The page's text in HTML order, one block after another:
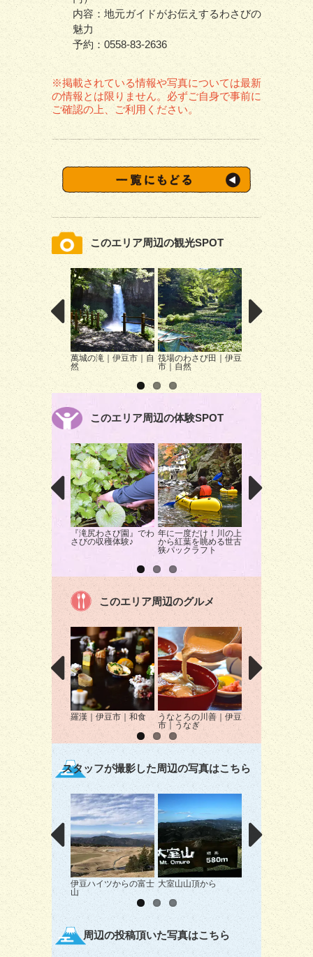
内容：地元ガイドがお伝えするわさびの
魅力
予約：0558-83-2636
※掲載されている情報や写真については最新
の情報とは限りません。必ずご自身で事前に
ご確認の上、ご利用ください。
このエリア周辺の観光SPOT
萬城の滝｜伊豆市｜自
然
筏場のわさび田｜伊豆
市｜自然
RVパーク 伊東
リゾート｜伊東
中泊
このエリア周辺の体験SPOT
『滝尻わさび園』でわ
さびの収穫体験♪
年に一度だけ！川の上
から紅葉を眺める世古
狭パックラフト
GRAX EARTH
－五感で感じる
ドアステイ-｜伊
｜グランピング
このエリア周辺のグルメ
羅漢｜伊豆市｜和食
うなとろの川善｜伊豆
市｜うなぎ
修善寺プリン工
豆市｜スイーツ
スタッフが撮影した周辺の写真はこちら
伊豆ハイツからの富士
山
大室山山頂から 中伊豆からの富
周辺の投稿頂いた写真はこちら